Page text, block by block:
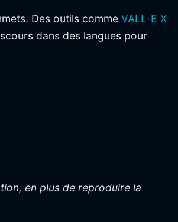
Des outils comme VALL-E X
dans des langues pour
en plus de reproduire la